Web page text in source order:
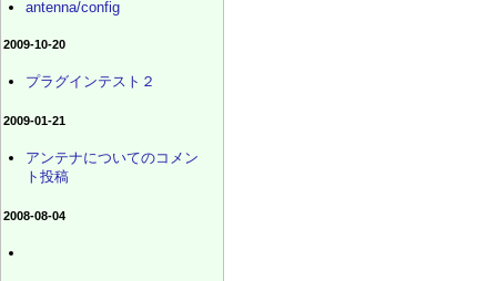
antenna/config
2009-10-20
プラグインテスト２
2009-01-21
アンテナについてのコメン
ト投稿
2008-08-04